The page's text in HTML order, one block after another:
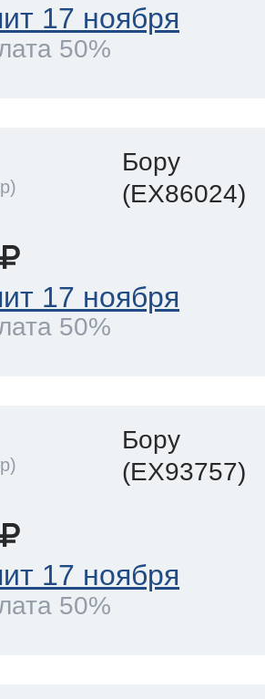
17 ноября
50%
Бору
(EX86024)
17 ноября
50%
Бору
(EX93757)
17 ноября
50%